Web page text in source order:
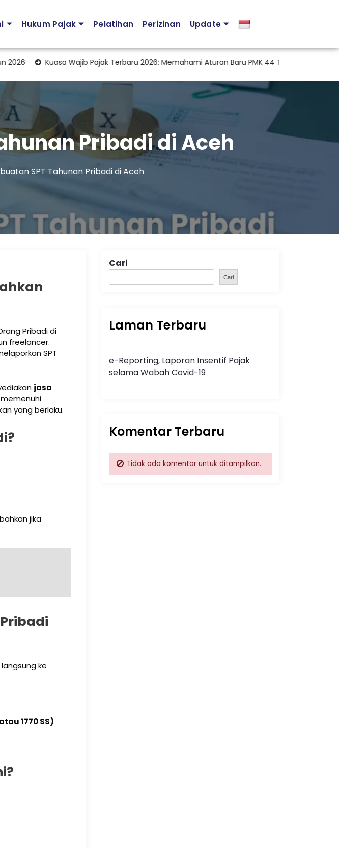
Hukum Pajak Pelatihan Perizinan Update
Kuasa Wajib Pajak Terbaru 2026: Memahami Aturan Baru PMK 44 Tahun 2026 agar
Pribadi di Aceh
SPT Tahunan Pribadi di Aceh
Pribadi di
freelancer.
SPT
jasa
yang berlaku.
jika
ke
1770 SS)
Cari
Cari
Laman Terbaru
e-Reporting, Laporan Insentif Pajak
selama Wabah Covid-19
Komentar Terbaru
Tidak ada komentar untuk ditampilkan.